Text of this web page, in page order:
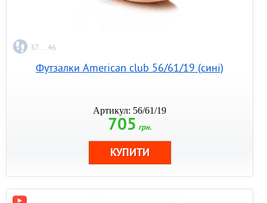
37 ... 46
Футзалки American club 56/61/19 (сині)
Артикул: 56/61/19
705 грн.